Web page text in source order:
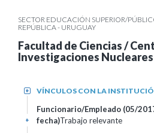
SECTOR EDUCACIÓN SUPERIOR/
REPÚBLICA - URUGUAY
Facultad de Ciencias /
Investigaciones Nucleares
VÍNCULOS CON LA
+
Funcionario/Empleado (05/
fecha)Trabajo relevante
+